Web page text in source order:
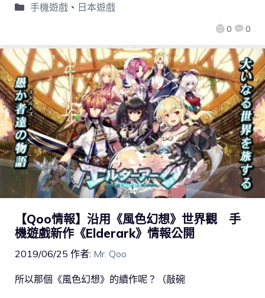
0 0
手機遊戲、 日本遊戲
【Qoo情報】沿用《風色幻想》世界觀 手
機遊戲新作《Elderark》情報公開
2019/06/25 作者: Mr. Qoo
所以那個《風色幻想》的續作呢？（敲碗